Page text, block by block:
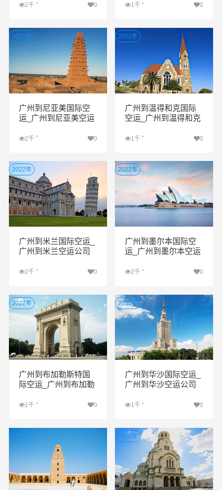
2千 + 0
查看详细
1千+ 0
查看详细
广州到尼亚美国际空
运_广州到尼亚美空运
2千 + 0
查看详细
2022年
广州到温得和克国际
空运_广州到温得和克
1千+ 0
查看详细
2022年
广州到米兰国际空运_
广州到米兰空运公司
2千 + 0
查看详细
2022年
广州到墨尔本国际空
运_广州到墨尔本空运
2千+ 0
查看详细
2022年
广州到布加勒斯特国
际空运_广州到布加勒
1千 + 0
查看详细
2022年
广州到华沙国际空运_
广州到华沙空运公司
1千+ 0
查看详细
2022年
2022年 2022年